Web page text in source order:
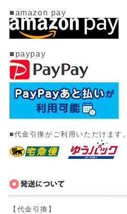
■amazon pay
■paypay
■代金引換がご利用いただけます。
【代金引換】